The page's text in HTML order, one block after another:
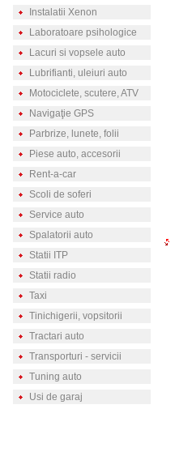
Instalatii Xenon
Laboratoare psihologice
Lacuri si vopsele auto
Lubrifianti, uleiuri auto
Motociclete, scutere, ATV
Navigaţie GPS
Parbrize, lunete, folii
Piese auto, accesorii
Rent-a-car
Scoli de soferi
Service auto
Spalatorii auto
Statii ITP
Statii radio
Taxi
Tinichigerii, vopsitorii
Tractari auto
Transporturi - servicii
Tuning auto
Usi de garaj